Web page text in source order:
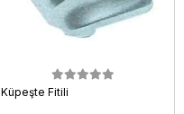
Küpeşte Fitili